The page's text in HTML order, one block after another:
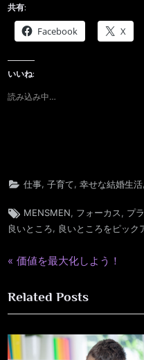
共有:
Facebook X
いいね:
読み込み中…
仕事, 子育て, 幸せな結婚生活,
Tags:
MENSMEN, フォーカス, プ
良いところ, 良いところをピック
投
稿
ナ
ビ
P
e
v
i
価値を最大化しよう！
Related Posts